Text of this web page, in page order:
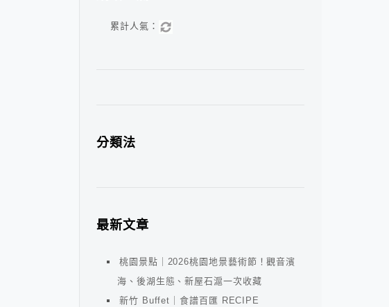
累計人氣：
分類法
最新文章
桃園景點｜2026桃園地景藝術節！觀音濱
海、後湖生態、新屋石滬一次收藏
新竹 Buffet｜食譜百匯 RECIPE